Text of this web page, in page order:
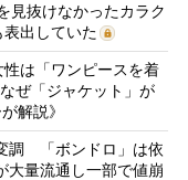
見抜けなかったカラク
出していた
は「ワンピースを着
ぜ「ジャケット」が
解説》
調 「ボンドロ」は依
大量流通し一部で値崩